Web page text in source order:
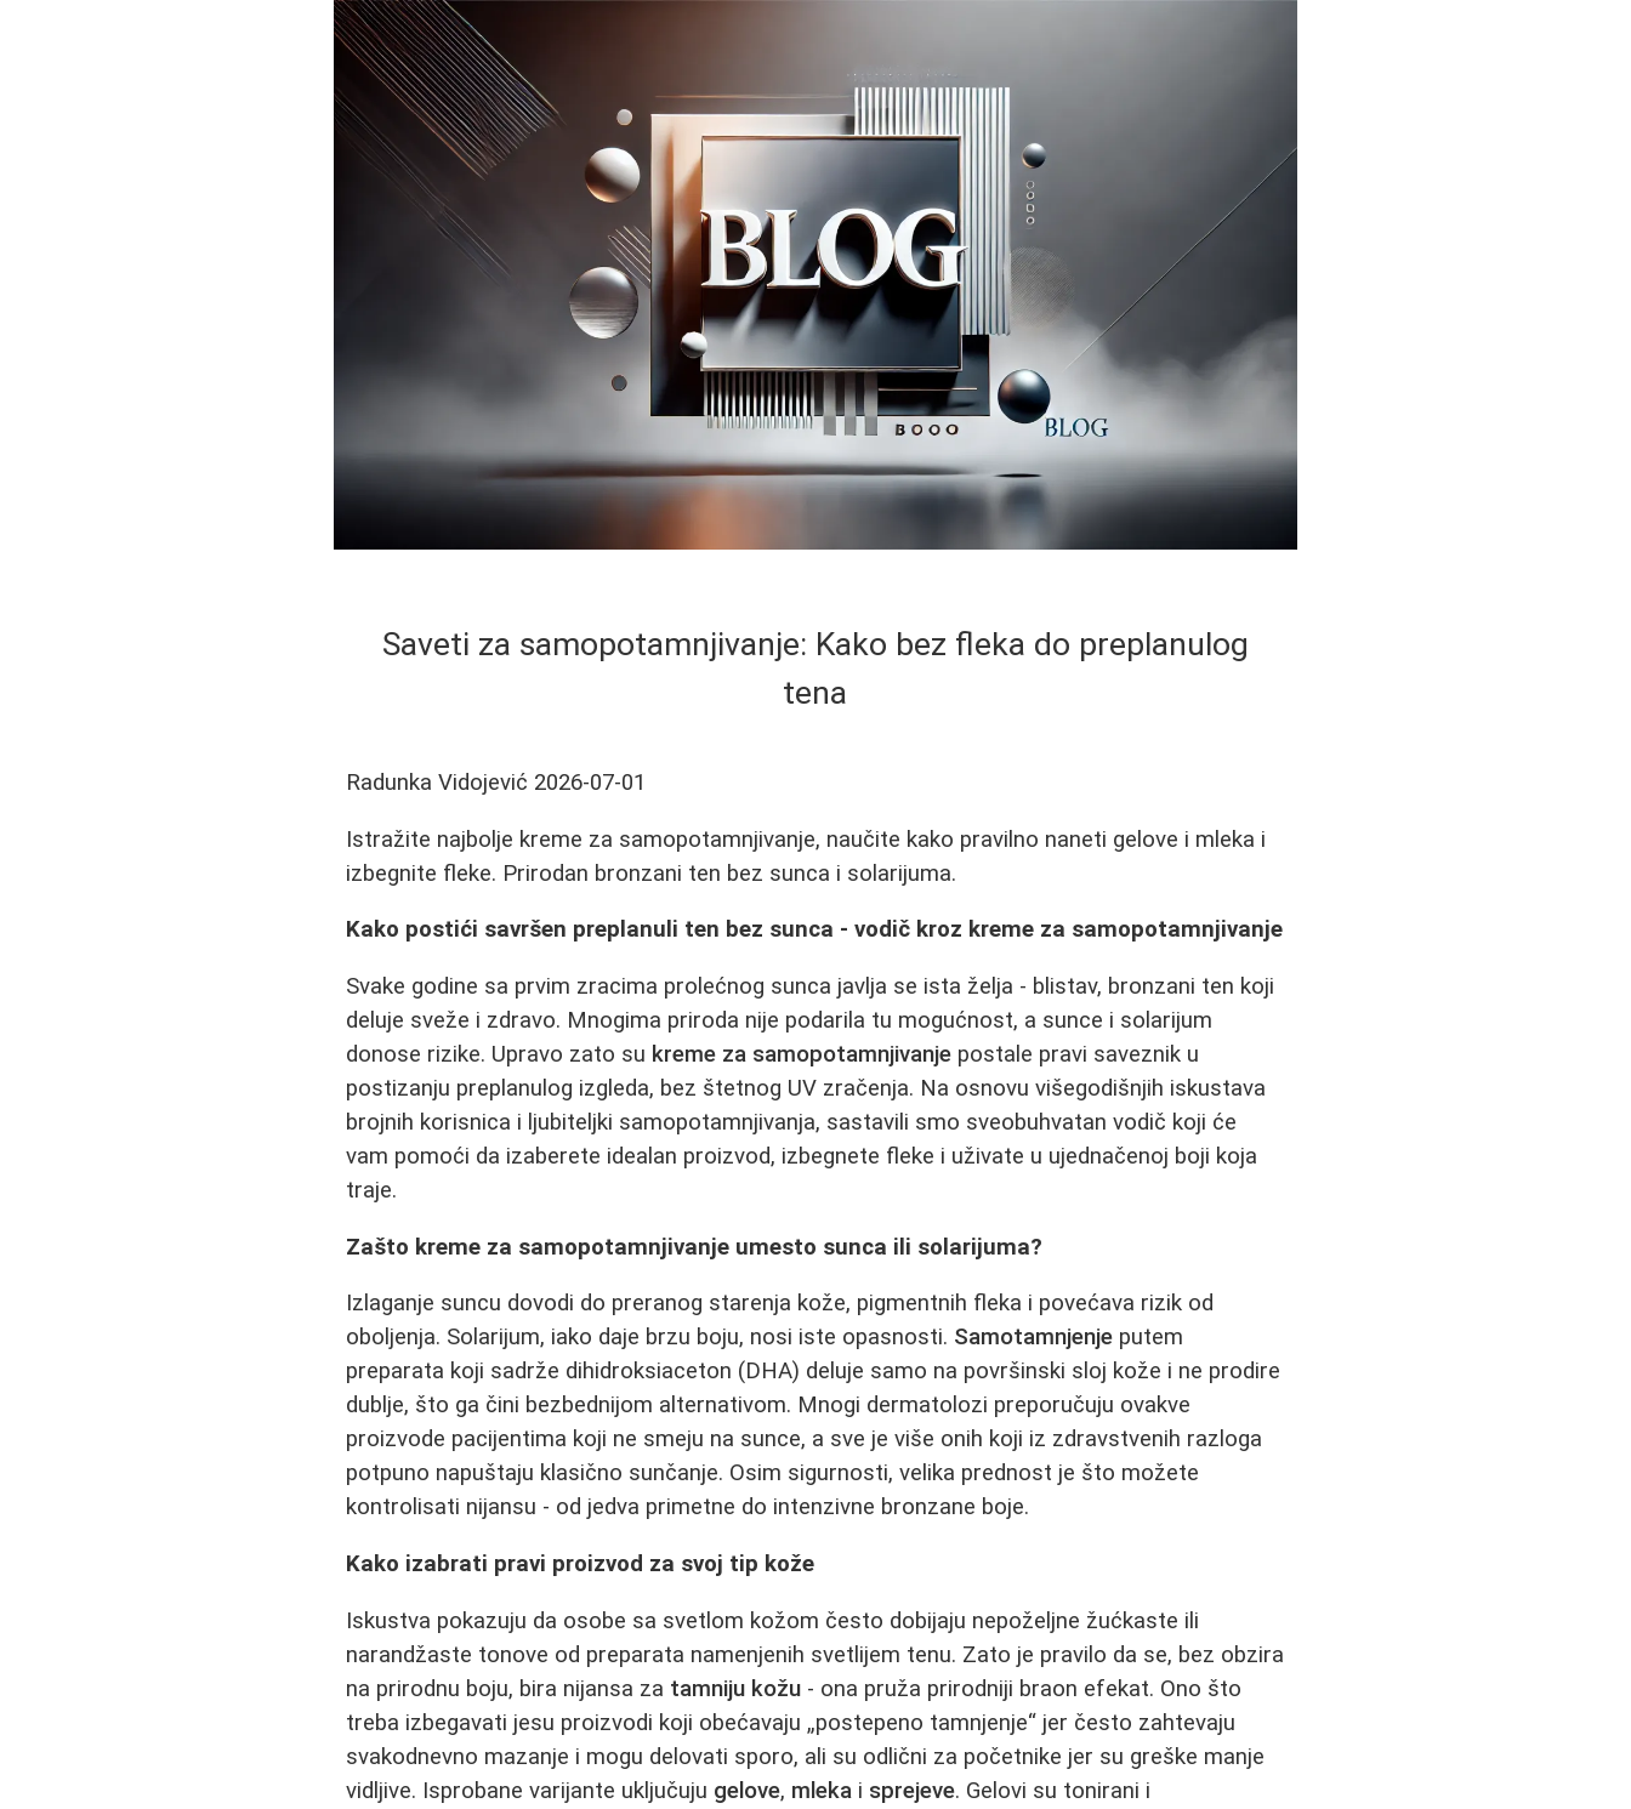
Saveti za samopotamnjivanje: Kako bez fleka do preplanulog
tena
Radunka Vidojević 2026-07-01
Istražite najbolje kreme za samopotamnjivanje, naučite kako pravilno naneti gelove i mleka i
izbegnite fleke. Prirodan bronzani ten bez sunca i solarijuma.
Kako postići savršen preplanuli ten bez sunca - vodič kroz kreme za samopotamnjivanje
Svake godine sa prvim zracima prolećnog sunca javlja se ista želja - blistav, bronzani ten koji
deluje sveže i zdravo. Mnogima priroda nije podarila tu mogućnost, a sunce i solarijum
donose rizike. Upravo zato su kreme za samopotamnjivanje postale pravi saveznik u
postizanju preplanulog izgleda, bez štetnog UV zračenja. Na osnovu višegodišnjih iskustava
brojnih korisnica i ljubiteljki samopotamnjivanja, sastavili smo sveobuhvatan vodič koji će
vam pomoći da izaberete idealan proizvod, izbegnete fleke i uživate u ujednačenoj boji koja
traje.
Zašto kreme za samopotamnjivanje umesto sunca ili solarijuma?
Izlaganje suncu dovodi do preranog starenja kože, pigmentnih fleka i povećava rizik od
oboljenja. Solarijum, iako daje brzu boju, nosi iste opasnosti. Samotamnjenje putem
preparata koji sadrže dihidroksiaceton (DHA) deluje samo na površinski sloj kože i ne prodire
dublje, što ga čini bezbednijom alternativom. Mnogi dermatolozi preporučuju ovakve
proizvode pacijentima koji ne smeju na sunce, a sve je više onih koji iz zdravstvenih razloga
potpuno napuštaju klasično sunčanje. Osim sigurnosti, velika prednost je što možete
kontrolisati nijansu - od jedva primetne do intenzivne bronzane boje.
Kako izabrati pravi proizvod za svoj tip kože
Iskustva pokazuju da osobe sa svetlom kožom često dobijaju nepoželjne žućkaste ili
narandžaste tonove od preparata namenjenih svetlijem tenu. Zato je pravilo da se, bez obzira
na prirodnu boju, bira nijansa za tamniju kožu - ona pruža prirodniji braon efekat. Ono što
treba izbegavati jesu proizvodi koji obećavaju „postepeno tamnjenje“ jer često zahtevaju
svakodnevno mazanje i mogu delovati sporo, ali su odlični za početnike jer su greške manje
vidljive. Isprobane varijante uključuju gelove, mleka i sprejeve. Gelovi su tonirani i